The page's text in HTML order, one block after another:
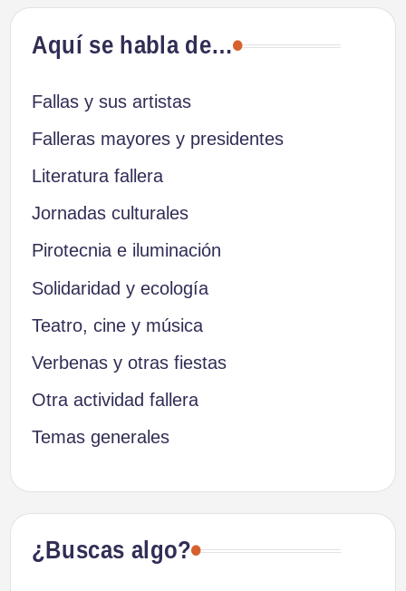
Aquí se habla de…
Fallas y sus artistas
Falleras mayores y presidentes
Literatura fallera
Jornadas culturales
Pirotecnia e iluminación
Solidaridad y ecología
Teatro, cine y música
Verbenas y otras fiestas
Otra actividad fallera
Temas generales
¿Buscas algo?